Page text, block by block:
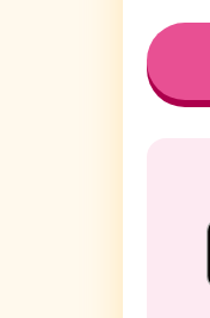
キング2026につい
ルウォーキングの